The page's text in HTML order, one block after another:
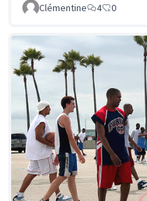
Clémentine 4 0